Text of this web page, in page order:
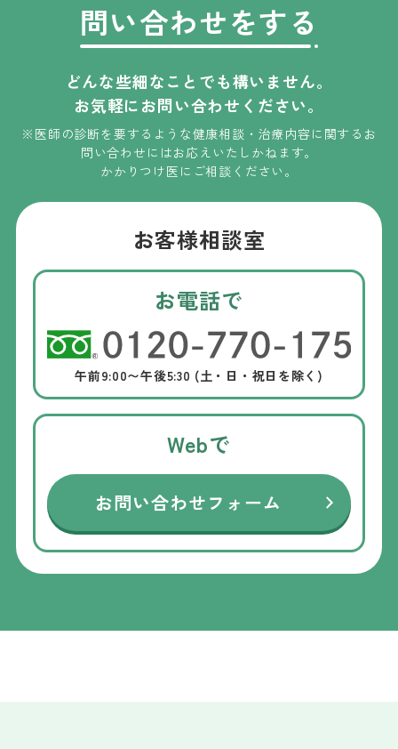
問い合わせをする
どんな些細なことでも構いません。
お気軽にお問い合わせください。
※医師の診断を要するような健康相談・治療内容に関するお
問い合わせにはお応えいたしかねます。
かかりつけ医にご相談ください。
お客様相談室
お電話で
午前9:00〜午後5:30 (土・日・祝日を除く)
Webで
お問い合わせフォーム